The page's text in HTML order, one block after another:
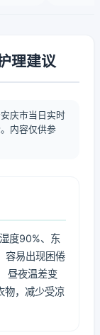
理建议
庆市当日实时
内容仅供参
度90%、东
容易出现困倦
昼夜温差变
物，减少受凉